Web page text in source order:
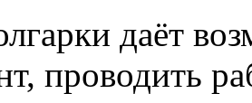
даёт
проводить